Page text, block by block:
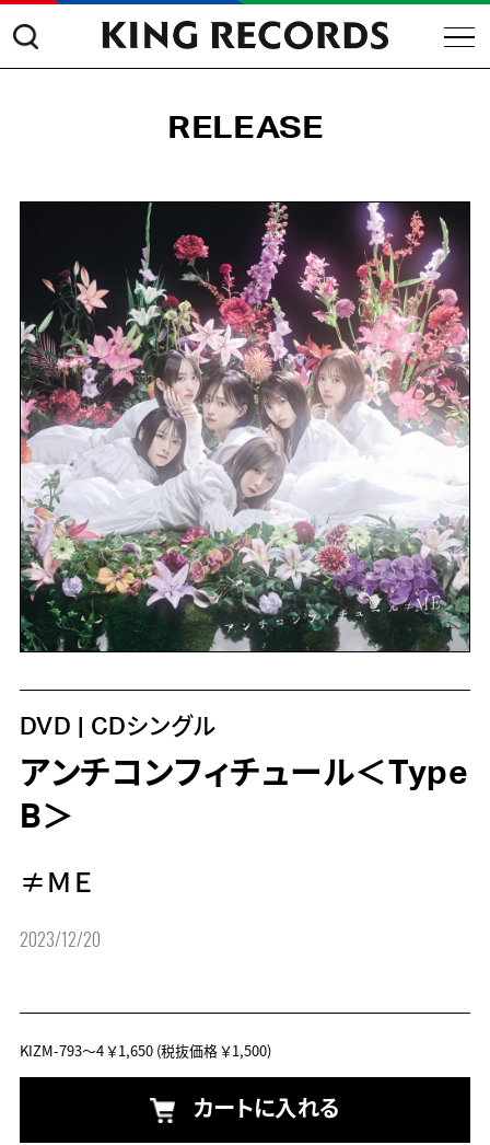
RELEASE
DVD | CDシングル
アンチコンフィチュール＜Type
B＞
≠ＭＥ
2023/12/20
KIZM-793～4￥1,650(税抜価格 ￥1,500)
カートに入れる